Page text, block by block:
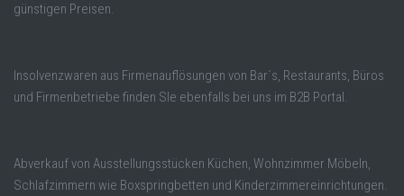
günstigen Preisen.
Insolvenzwaren aus Firmenauflösungen von Bar´s, Restaurants, Büros
und Firmenbetriebe finden SIe ebenfalls bei uns im B2B Portal.
Abverkauf von Ausstellungsstücken Küchen, Wohnzimmer Möbeln,
Schlafzimmern wie Boxspringbetten und Kinderzimmereinrichtungen.